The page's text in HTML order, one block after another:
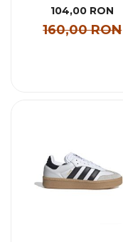
104,00 RON
160,00 RON